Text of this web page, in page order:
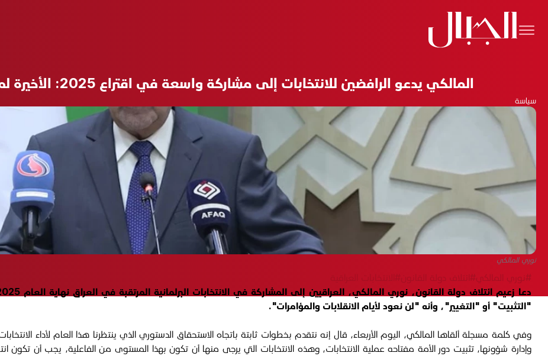
المالكي يدعو الرافضين للانتخابات إلى مشاركة واسعة في اقتراع 2025: الأخيرة لم تكن بالمستوى رغم الفتاوى
سياسة
نوري المالكي
#نوري المالكي#ائتلاف دولة القانون#الانتخابات العراقية
"التثبيت" أو "التغيير"، وأنه "لن نعود لأيام الانقلابات والمؤامرات".
وفي كلمة مسجلة ألقاها المالكي، اليوم الأربعاء، قال إنه نتقدم بخطوات ثابتة باتجاه الاستحقاق الدستوري الذي ينتظرنا هذا العام لأداء
وإدارة شؤونها، تثبيت دور الأمة مفتاحه عملية الانتخابات، وهذه الانتخابات التي يرجى منها أن تكون بهذا المستوى من الفاعلية، يجب أن